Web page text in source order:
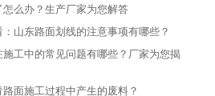
么办？生产厂家为您解答
山东路面划线的注意事项有哪些？
工中的常见问题有哪些？厂家为您揭
面施工过程中产生的废料？